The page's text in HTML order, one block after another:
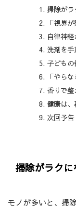
掃除がラ
「視界
自律神
洗剤を
子どもの
「やら
香りで
健康は、
次回予
掃除がラク
モノが多いと、掃